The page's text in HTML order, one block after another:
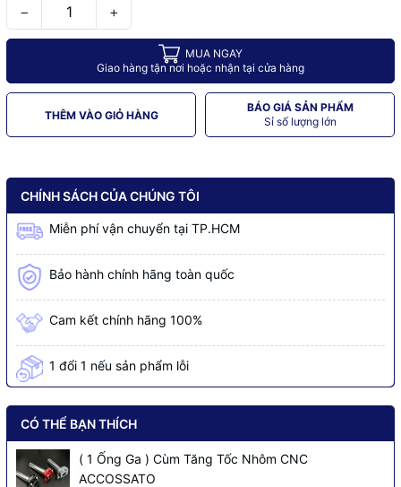
− +
MUA NGAY
Giao hàng tận nơi hoặc nhận tại cửa hàng
THÊM VÀO GIỎ HÀNG
BÁO GIÁ SẢN PHẨM
Sỉ số lượng lớn
CHÍNH SÁCH CỦA CHÚNG TÔI
Miễn phí vận chuyển tại TP.HCM
Bảo hành chính hãng toàn quốc
Cam kết chính hãng 100%
1 đổi 1 nếu sản phẩm lỗi
CÓ THỂ BẠN THÍCH
( 1 Ống Ga ) Cùm Tăng Tốc Nhôm CNC
ACCOSSATO